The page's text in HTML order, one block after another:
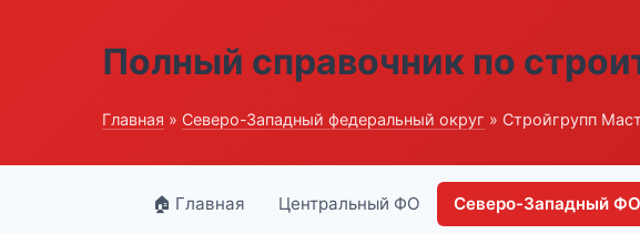
Полный справочник по
Главная » Северо-Западный федеральный округ » Стройгрупп
🏠 Главная Центральный ФО Северо-Западный ФО